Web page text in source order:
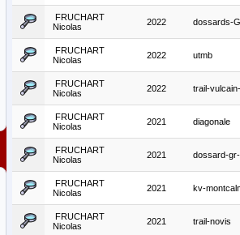
FRUCHART
Nicolas
2022 dossards-
FRUCHART
Nicolas
2022 utmb
FRUCHART
Nicolas
2022 trail-
FRUCHART
Nicolas
2021 diagonale
FRUCHART
Nicolas
2021 dossard-
FRUCHART
Nicolas
2021 kv-
FRUCHART
Nicolas
2021 trail-novis